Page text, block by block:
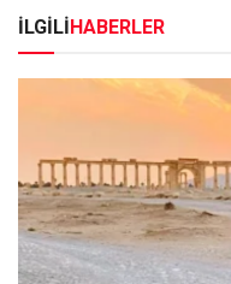
İLGİLİHABERLER